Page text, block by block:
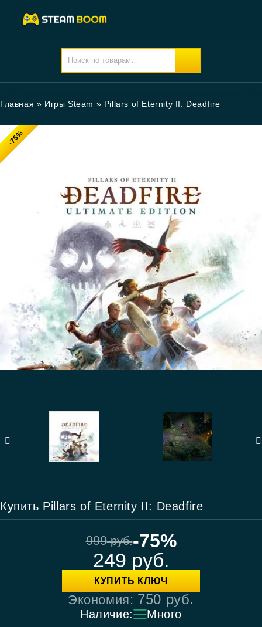
Главная » Игры Steam » Pillars of Eternity II: Deadfire
-75%
Купить Pillars of Eternity II: Deadfire
999руб.-75%
249 руб.
КУПИТЬ КЛЮЧ
Экономия: 750 руб.
Наличие: Много